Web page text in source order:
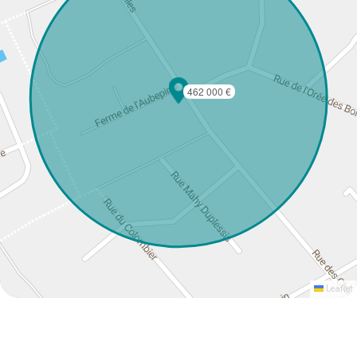
462 000 €
Leaflet